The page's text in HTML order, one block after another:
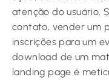
atenção do usuário.
contato, vender um
inscrições para um
download de um
landing page é